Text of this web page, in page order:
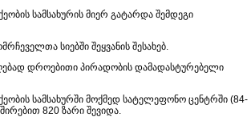
სამსახურის მიერ გატარდა შემდეგი
სიებში შეყვანის შესახებ.
დროებითი პირადობის დამადასტურებელი
სამსახურში მოქმედ სატელეფონო ცენტრში (84-
820 ზარი შევიდა.